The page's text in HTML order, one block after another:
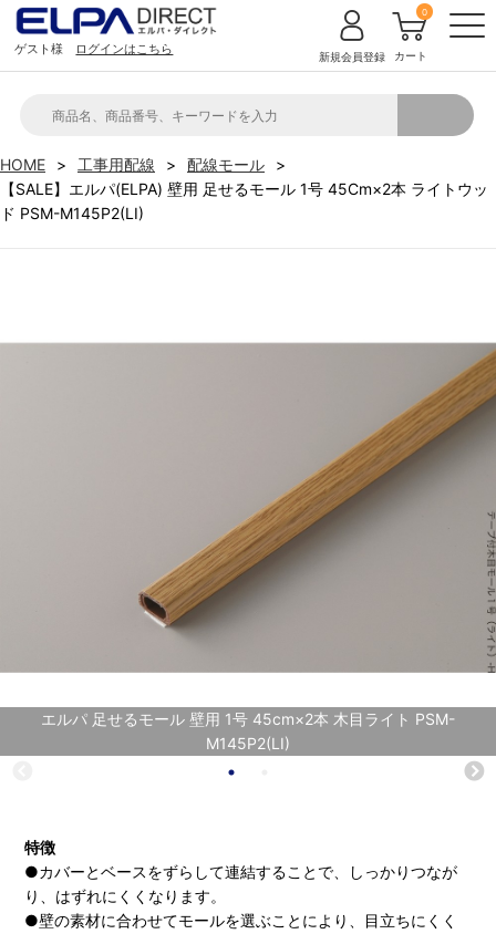
ゲスト様 ログインはこちら 新規会員登録 カート
0
HOME 工事用配線
配線モール
【SALE】エルパ(ELPA) 壁用 足せるモール 1号 45Cm×2本 ライトウッ
ド PSM-M145P2(LI)
エルパ 足せるモール 壁用 1号 45cm×2本 木目ライト PSM-
M145P2(LI)
特徴
●カバーとベースをずらして連結することで、しっかりつなが
り、はずれにくくなります。
●壁の素材に合わせてモールを選ぶことにより、目立ちにくく